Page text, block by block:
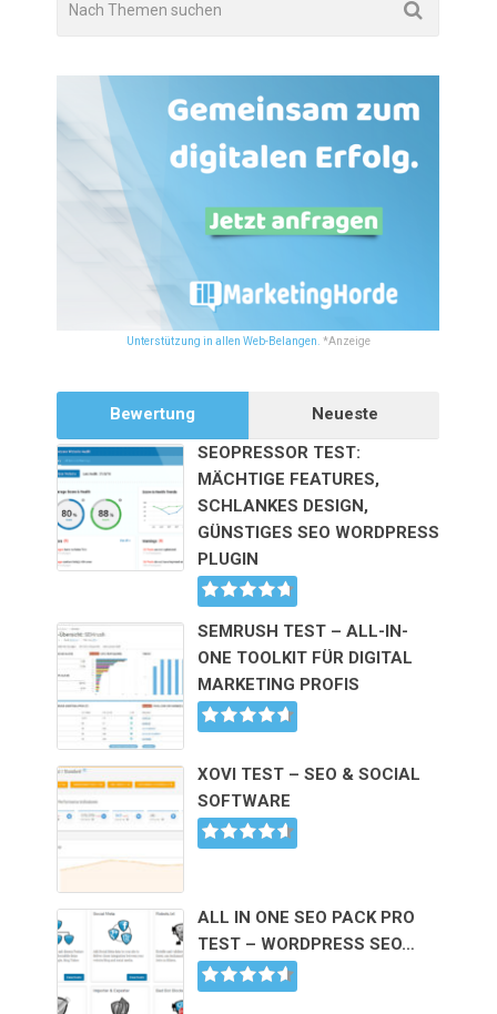
Unterstützung in allen Web-Belangen. *Anzeige
Bewertung
Neueste
SEOPRESSOR TEST:
MÄCHTIGE FEATURES,
SCHLANKES DESIGN,
GÜNSTIGES SEO WORDPRESS
PLUGIN
SEMRUSH TEST – ALL-IN-
ONE TOOLKIT FÜR DIGITAL
MARKETING PROFIS
XOVI TEST – SEO & SOCIAL
SOFTWARE
ALL IN ONE SEO PACK PRO
TEST – WORDPRESS SEO…